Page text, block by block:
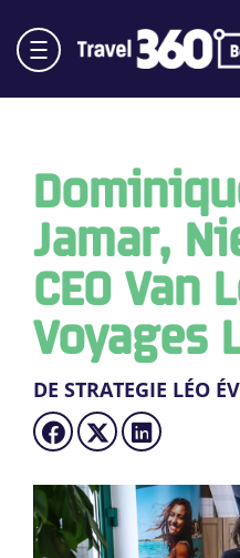
Jamar,
CEO Van
Voyages
DE STRATEGIE LÉO